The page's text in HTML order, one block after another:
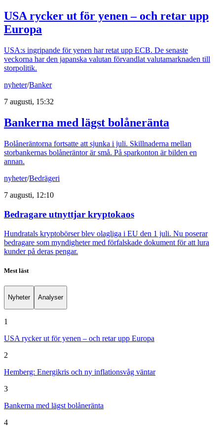
USA rycker ut för yenen – och retar upp
Europa
USA:s ingripande för yenen har retat upp ECB. De senaste
veckorna har den japanska valutan förvandlat valutamarknaden till
storpolitik.
nyheter/Banker
7 augusti, 15:32
Bankerna med lägst bolåneränta
Bolåneräntorna fortsatte att sjunka i juli. Skillnaderna mellan
storbankernas bolåneräntor är små. På sparkonton är bilden en
annan.
nyheter/Bedrägeri
7 augusti, 12:10
Bedragare utnyttjar kryptokaos
Hundratals kryptobörser blev olagliga i EU den 1 juli. Nu poserar
bedragare som myndigheter med förfalskade dokument för att lura
kunder på deras pengar.
Mest läst
Nyheter Analyser
1
USA rycker ut för yenen – och retar upp Europa
2
Hemberg: Energikris och ny inflationsvåg väntar
3
Bankerna med lägst bolåneränta
4